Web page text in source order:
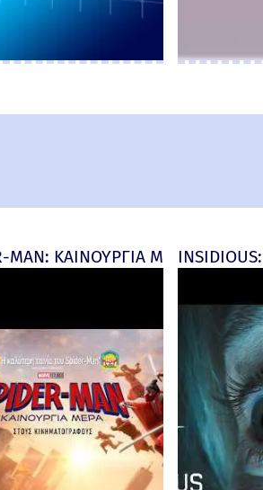
MAN: ΚΑΙΝΟΥΡΓΙΑ ΜΕΡΑ